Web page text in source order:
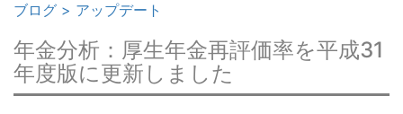
ブログ > アップデート
年金分析：厚生年金再評価率を平成31
年度版に更新しました